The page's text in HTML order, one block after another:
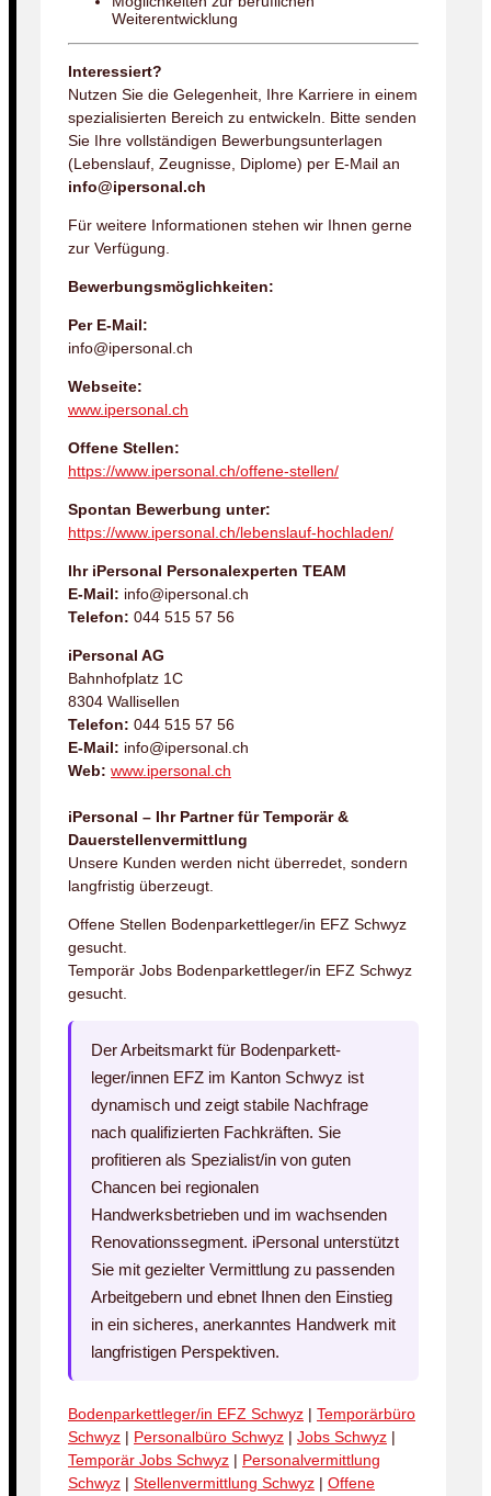
Weiterentwicklung
Interessiert?
Nutzen Sie die Gelegenheit, Ihre Karriere in einem
spezialisierten Bereich zu entwickeln. Bitte senden
Sie Ihre vollständigen Bewerbungsunterlagen
(Lebenslauf, Zeugnisse, Diplome) per E-Mail an
info@ipersonal.ch
Für weitere Informationen stehen wir Ihnen gerne
zur Verfügung.
Bewerbungsmöglichkeiten:
Per E-Mail:
info@ipersonal.ch
Webseite:
www.ipersonal.ch
Offene Stellen:
https://www.ipersonal.ch/offene-stellen/
Spontan Bewerbung unter:
https://www.ipersonal.ch/lebenslauf-hochladen/
Ihr iPersonal Personalexperten TEAM
E-Mail: info@ipersonal.ch
Telefon: 044 515 57 56
iPersonal AG
Bahnhofplatz 1C
8304 Wallisellen
Telefon: 044 515 57 56
E-Mail: info@ipersonal.ch
Web: www.ipersonal.ch
iPersonal – Ihr Partner für Temporär &
Dauerstellenvermittlung
Unsere Kunden werden nicht überredet, sondern
langfristig überzeugt.
Offene Stellen Bodenparkettleger/in EFZ Schwyz
gesucht.
Temporär Jobs Bodenparkettleger/in EFZ Schwyz
gesucht.
Der Arbeitsmarkt für Bodenparkett­
leger/innen EFZ im Kanton Schwyz ist
dynamisch und zeigt stabile Nachfrage
nach qualifizierten Fachkräften. Sie
profitieren als Spezialist/in von guten
Chancen bei regionalen
Handwerksbetrieben und im wachsenden
Renovationssegment. iPersonal unterstützt
Sie mit gezielter Vermittlung zu passenden
Arbeitgebern und ebnet Ihnen den Einstieg
in ein sicheres, anerkanntes Handwerk mit
langfristigen Perspektiven.
Bodenparkettleger/in EFZ Schwyz | Temporärbüro
Schwyz | Personalbüro Schwyz | Jobs Schwyz |
Temporär Jobs Schwyz | Personalvermittlung
Schwyz | Stellenvermittlung Schwyz | Offene